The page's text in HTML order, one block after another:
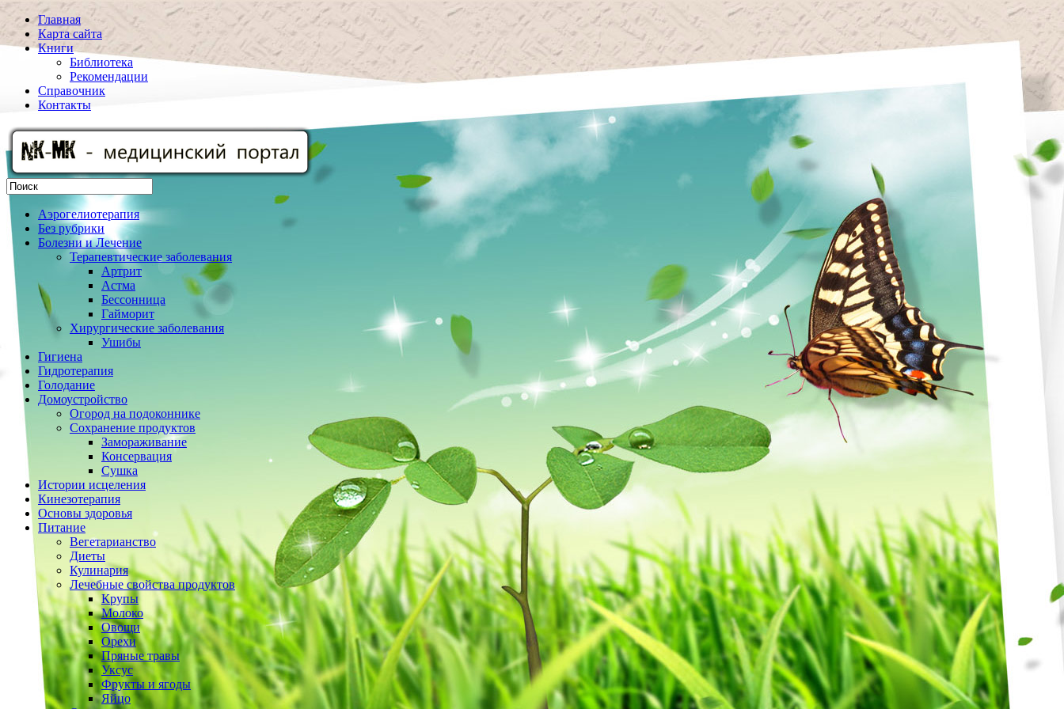
Главная
Карта сайта
Книги
Библиотека
Рекомендации
Справочник
Контакты
Аэрогелиотерапия
Без рубрики
Болезни и Лечение
Терапевтические заболевания
Артрит
Астма
Бессонница
Гайморит
Хирургические заболевания
Ушибы
Гигиена
Гидротерапия
Голодание
Домоустройство
Огород на подоконнике
Сохранение продуктов
Замораживание
Консервация
Сушка
Истории исцеления
Кинезотерапия
Основы здоровья
Питание
Вегетарианство
Диеты
Кулинария
Лечебные свойства продуктов
Крупы
Молоко
Овощи
Орехи
Пряные травы
Уксус
Фрукты и ягоды
Яйцо